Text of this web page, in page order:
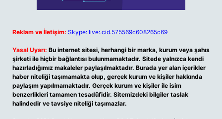
Reklam ve İletişim: Skype: live:.cid.575569c608265c69
Yasal Uyarı: Bu internet sitesi, herhangi bir marka, kurum veya şahıs
şirketi ile hiçbir bağlantısı bulunmamaktadır. Sitede yalnızca kendi
hazırladığımız makaleler paylaşılmaktadır. Burada yer alan içerikler
haber niteliği taşımamakta olup, gerçek kurum ve kişiler hakkında
paylaşım yapılmamaktadır. Gerçek kurum ve kişiler ile isim
benzerlikleri tamamen tesadüfidir. Sitemizdeki bilgiler taslak
halindedir ve tavsiye niteliği taşımazlar.